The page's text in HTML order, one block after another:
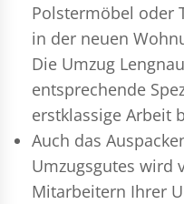
Polstermöbel oder
in der neuen
Die Umzug
entsprechende
erstklassige Arbeit
Auch das
Umzugsgutes wird
Mitarbeitern Ihrer